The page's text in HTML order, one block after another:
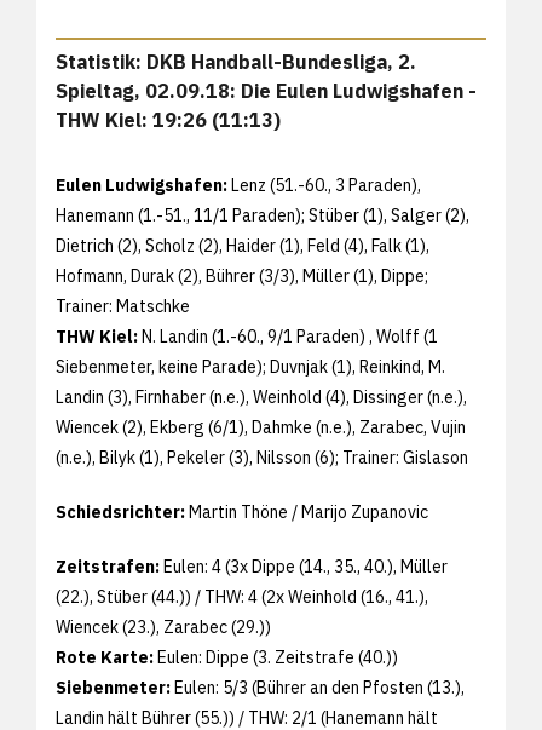
Statistik: DKB Handball-Bundesliga, 2.
Spieltag, 02.09.18: Die Eulen Ludwigshafen -
THW Kiel: 19:26 (11:13)
Eulen Ludwigshafen:Lenz (51.-60., 3 Paraden),
Hanemann (1.-51., 11/1 Paraden); Stüber (1), Salger (2),
Dietrich (2), Scholz (2), Haider (1), Feld (4), Falk (1),
Hofmann, Durak (2), Bührer (3/3), Müller (1), Dippe;
Trainer: Matschke
THW Kiel:N. Landin (1.-60., 9/1 Paraden) , Wolff (1
Siebenmeter, keine Parade); Duvnjak (1), Reinkind, M.
Landin (3), Firnhaber (n.e.), Weinhold (4), Dissinger (n.e.),
Wiencek (2), Ekberg (6/1), Dahmke (n.e.), Zarabec, Vujin
(n.e.), Bilyk (1), Pekeler (3), Nilsson (6); Trainer: Gislason
Schiedsrichter:Martin Thöne / Marijo Zupanovic
Zeitstrafen:Eulen: 4 (3x Dippe (14., 35., 40.), Müller
(22.), Stüber (44.)) / THW: 4 (2x Weinhold (16., 41.),
Wiencek (23.), Zarabec (29.))
Rote Karte:Eulen: Dippe (3. Zeitstrafe (40.))
Siebenmeter:Eulen: 5/3 (Bührer an den Pfosten (13.),
Landin hält Bührer (55.)) / THW: 2/1 (Hanemann hält